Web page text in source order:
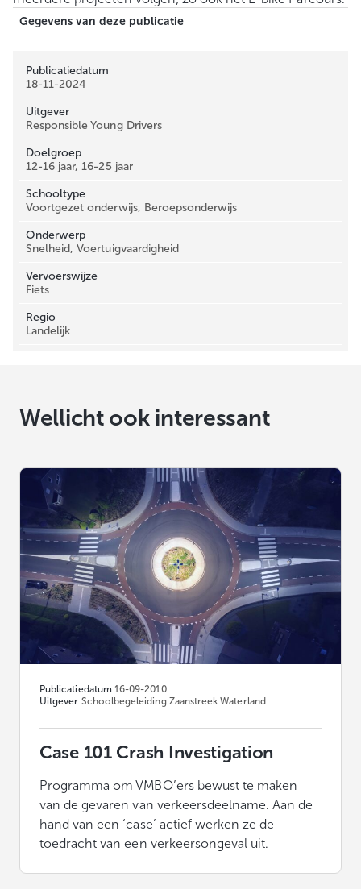
Gegevens van deze publicatie
Publicatiedatum
18-11-2024
Uitgever
Responsible Young Drivers
Doelgroep
12-16 jaar, 16-25 jaar
Schooltype
Voortgezet onderwijs, Beroepsonderwijs
Onderwerp
Snelheid, Voertuigvaardigheid
Vervoerswijze
Fiets
Regio
Landelijk
Wellicht ook interessant
Publicatiedatum 16-09-2010
Uitgever Schoolbegeleiding Zaanstreek Waterland
Case 101 Crash Investigation
Programma om VMBO’ers bewust te maken
van de gevaren van verkeersdeelname. Aan de
hand van een ‘case’ actief werken ze de
toedracht van een verkeersongeval uit.